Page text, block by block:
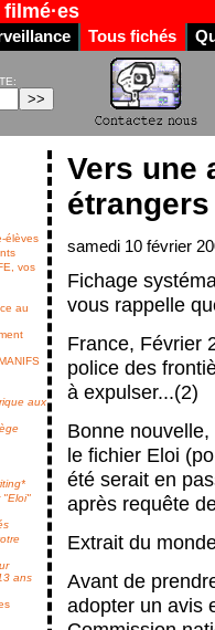
Tous fichés
élèves
vos
au
aux
"Eloi"
ans
Vers une
samedi 10 février
Fichage
vous rappelle
France, Février
police des
à expulser...(2)
Bonne nouvelle,
le fichier Eloi
été serait en
après requête
Extrait du
Avant de
adopter un avis